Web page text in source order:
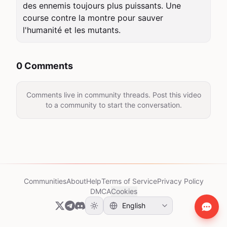
des ennemis toujours plus puissants. Une
course contre la montre pour sauver
l'humanité et les mutants.
0 Comments
Comments live in community threads. Post this video
to a community to start the conversation.
CommunitiesAboutHelpTerms of ServicePrivacy Policy
DMCACookies